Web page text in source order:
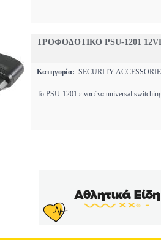
ΤΡΟΦΟΔΟΤΙΚΟ PSU-1201
Κατηγορία: SECURITY
Το PSU-1201 είναι ένα universal